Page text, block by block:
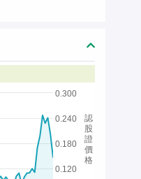
0.120
0.180
0.240
0.300
認
股
證
價
格